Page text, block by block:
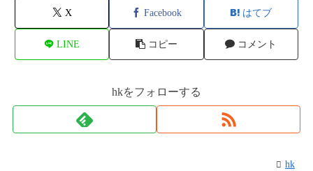
X Facebook はてブ
LINE コピー コメント
hkをフォローする
hk